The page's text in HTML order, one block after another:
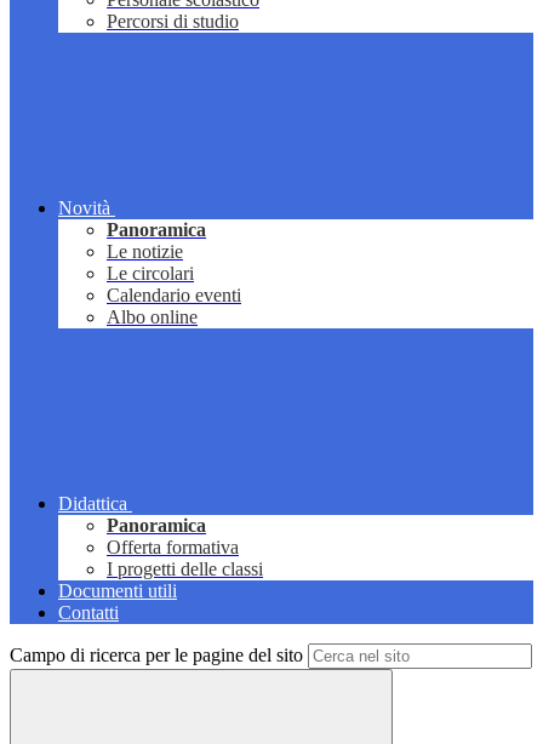
Percorsi di studio
Novità
Panoramica
Le notizie
Le circolari
Calendario eventi
Albo online
Didattica
Panoramica
Offerta formativa
I progetti delle classi
Documenti utili
Contatti
Campo di ricerca per le pagine del sito